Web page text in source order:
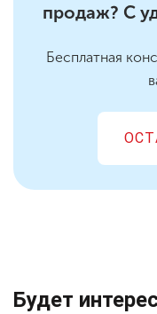
продаж? С
Бесплатная
Будет